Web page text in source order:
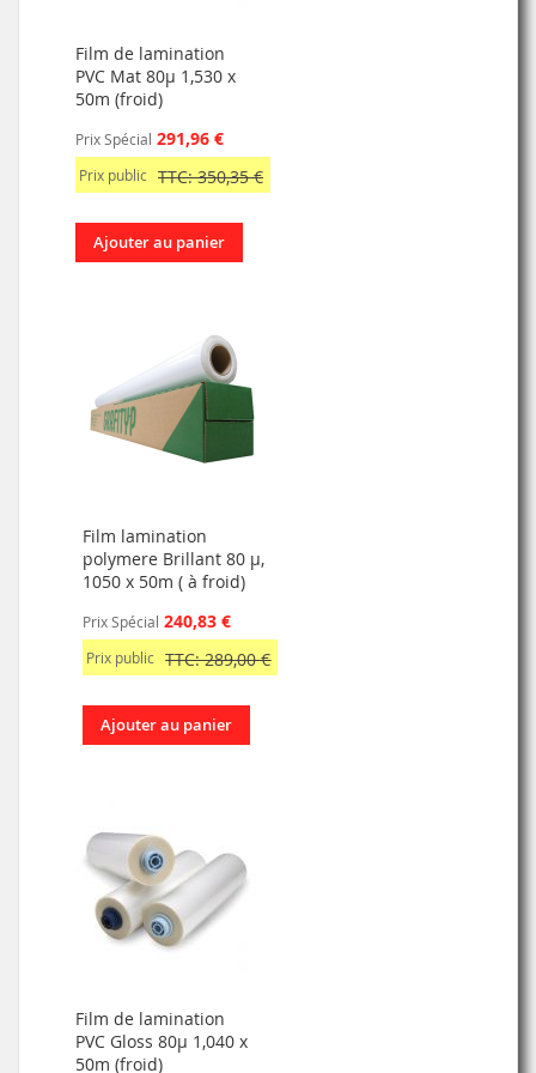
Film de lamination
PVC Mat 80µ 1,530 x
50m (froid)
Prix Spécial 291,96 €
Prix public TTC: 350,35 €
Ajouter au panier
Film lamination
polymere Brillant 80 µ,
1050 x 50m ( à froid)
Prix Spécial 240,83 €
Prix public TTC: 289,00 €
Ajouter au panier
Film de lamination
PVC Gloss 80µ 1,040 x
50m (froid)